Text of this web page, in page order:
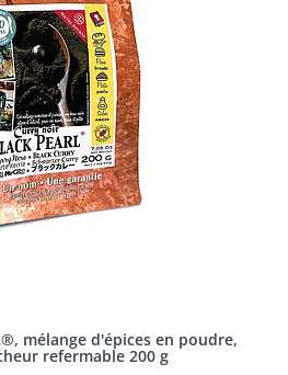
mélange d'épices en poudre,
refermable 200 g